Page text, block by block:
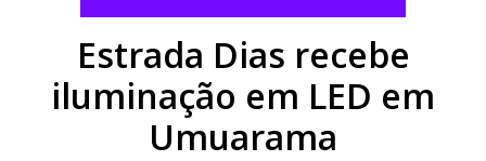
Estrada Dias recebe
iluminação em LED em
Umuarama